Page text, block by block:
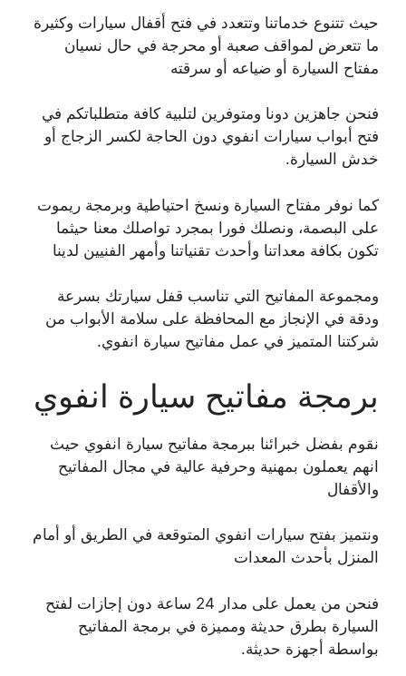
حيث تتنوع خدماتنا وتتعدد في فتح أقفال سيارات وكثيرة
ما تتعرض لمواقف صعبة أو محرجة في حال نسيان
مفتاح السيارة أو ضياعه أو سرقته
فنحن جاهزين دونا ومتوفرين لتلبية كافة متطلباتكم في
فتح أبواب سيارات انفوي دون الحاجة لكسر الزجاج أو
خدش السيارة.
كما نوفر مفتاح السيارة ونسخ احتياطية وبرمجة ريموت
على البصمة، ونصلك فورا بمجرد تواصلك معنا حيثما
تكون بكافة معداتنا وأحدث تقنياتنا وأمهر الفنيين لدينا
ومجموعة المفاتيح التي تناسب قفل سيارتك بسرعة
ودقة في الإنجاز مع المحافظة على سلامة الأبواب من
شركتنا المتميز في عمل مفاتيح سيارة انفوي.
برمجة مفاتيح سيارة انفوي
نقوم بفضل خبرائنا ببرمجة مفاتيح سيارة انفوي حيث
انهم يعملون بمهنية وحرفية عالية في مجال المفاتيح
والأقفال
ونتميز بفتح سيارات انفوي المتوقعة في الطريق أو أمام
المنزل بأحدث المعدات
فنحن من يعمل على مدار 24 ساعة دون إجازات لفتح
السيارة بطرق حديثة ومميزة في برمجة المفاتيح
بواسطة أجهزة حديثة.